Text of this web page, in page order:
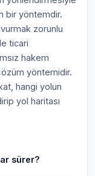
bir yöntemdir.
zorunlu
ticari
hakem
yöntemidir.
hangi yolun
yol haritası
sürer?